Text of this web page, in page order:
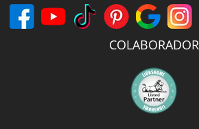
COLABORADOR